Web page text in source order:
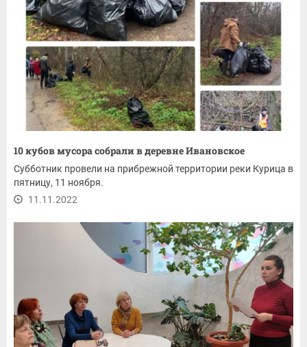
10 кубов мусора собрали в деревне Ивановское
Субботник провели на прибрежной территории реки Курица в
пятницу, 11 ноября.
11.11.2022